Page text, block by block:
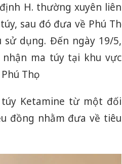
H. thường xuyên liên
sau đó đưa về Phú Thọ
dụng. Đến ngày 19/5,
nhận ma túy tại khu vực
Thọ.
Ketamine từ một đối
đồng nhằm đưa về tiêu